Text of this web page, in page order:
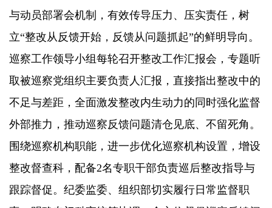
与动员部署会机制，有效传导压力、压实责任，树
立“整改从反馈开始，反馈从问题抓起”的鲜明导向。
巡察工作领导小组每轮召开整改工作汇报会，专题听
取被巡察党组织主要负责人汇报，直接指出整改中的
不足与差距，全面激发整改内生动力的同时强化监督
外部推力，推动巡察反馈问题清仓见底、不留死角。
围绕巡察机构职能，进一步优化巡察机构设置，增设
整改督查科，配备2名专职干部负责巡后整改指导与
跟踪督促。纪委监委、组织部切实履行日常监督职